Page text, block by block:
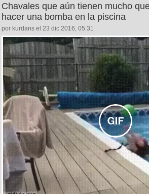
Chavales que aún tienen mucho
hacer una bomba en la piscina
por kurdans el 23 dic 2016, 05:31